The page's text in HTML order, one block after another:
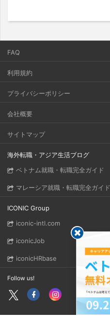
FAQ
利用規約
プライバシーポリシー
会社概要
サイトマップ
海外転職・アジア生活ブログ
ベトナム就職・転職完全ガイド
マレーシア就職・転職完全ガイド
ICONIC Group
iconic-intl.com
iconicJob
iconicHRbase
Follow us!